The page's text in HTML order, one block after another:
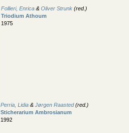
Follieri, Enrica & Oliver Strunk (red.)
Triodium Athoum
1975
Perria, Lidia & Jørgen Raasted(red.)
Sticherarium Ambrosianum
1992